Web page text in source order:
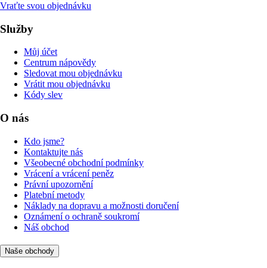
Vraťte svou objednávku
Služby
Můj účet
Centrum nápovědy
Sledovat mou objednávku
Vrátit mou objednávku
Kódy slev
O nás
Kdo jsme?
Kontaktujte nás
Všeobecné obchodní podmínky
Vrácení a vrácení peněz
Právní upozornění
Platební metody
Náklady na dopravu a možnosti doručení
Oznámení o ochraně soukromí
Náš obchod
Naše obchody